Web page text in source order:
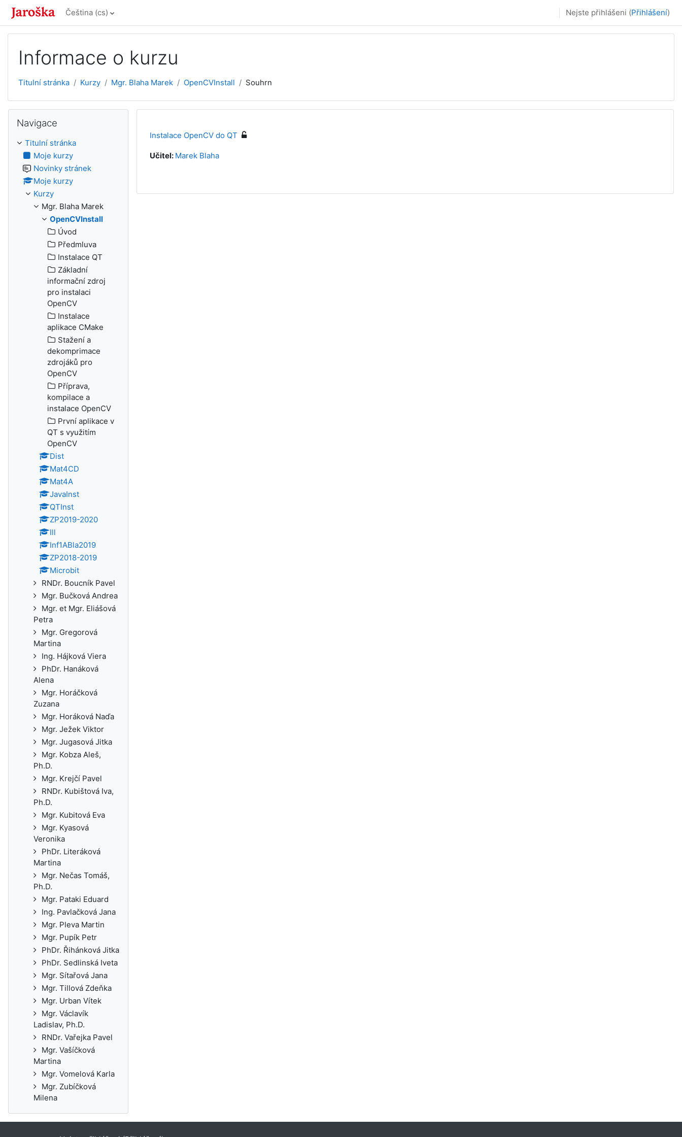
Přejít k hlavnímu obsahu
Čeština ‎(cs)‎ Nejste přihlášeni (Přihlášení)
Informace o kurzu
Titulní stránka Kurzy Mgr. Blaha Marek OpenCVInstall Souhrn
Instalace OpenCV do QT
Učitel: Marek Blaha
Navigace
Titulní stránka
Moje kurzy
Novinky stránek
Moje kurzy
Kurzy
Mgr. Blaha Marek
OpenCVInstall
Úvod
Předmluva
Instalace QT
Základní
informační zdroj
pro instalaci
OpenCV
Instalace
aplikace CMake
Stažení a
dekomprimace
zdrojáků pro
OpenCV
Příprava,
kompilace a
instalace OpenCV
První aplikace v
QT s využitím
OpenCV
Dist
Mat4CD
Mat4A
JavaInst
QTInst
ZP2019-2020
Ill
Inf1ABla2019
ZP2018-2019
Microbit
RNDr. Boucník Pavel
Mgr. Bučková Andrea
Mgr. et Mgr. Eliášová
Petra
Mgr. Gregorová
Martina
Ing. Hájková Viera
PhDr. Hanáková
Alena
Mgr. Horáčková
Zuzana
Mgr. Horáková Naďa
Mgr. Ježek Viktor
Mgr. Jugasová Jitka
Mgr. Kobza Aleš,
Ph.D.
Mgr. Krejčí Pavel
RNDr. Kubištová Iva,
Ph.D.
Mgr. Kubitová Eva
Mgr. Kyasová
Veronika
PhDr. Literáková
Martina
Mgr. Nečas Tomáš,
Ph.D.
Mgr. Pataki Eduard
Ing. Pavlačková Jana
Mgr. Pleva Martin
Mgr. Pupík Petr
PhDr. Řihánková Jitka
PhDr. Sedlinská Iveta
Mgr. Sítařová Jana
Mgr. Tillová Zdeňka
Mgr. Urban Vítek
Mgr. Václavík
Ladislav, Ph.D.
RNDr. Vařejka Pavel
Mgr. Vašíčková
Martina
Mgr. Vomelová Karla
Mgr. Zubíčková
Milena